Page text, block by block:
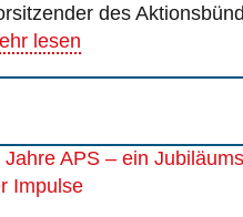
des
lesen